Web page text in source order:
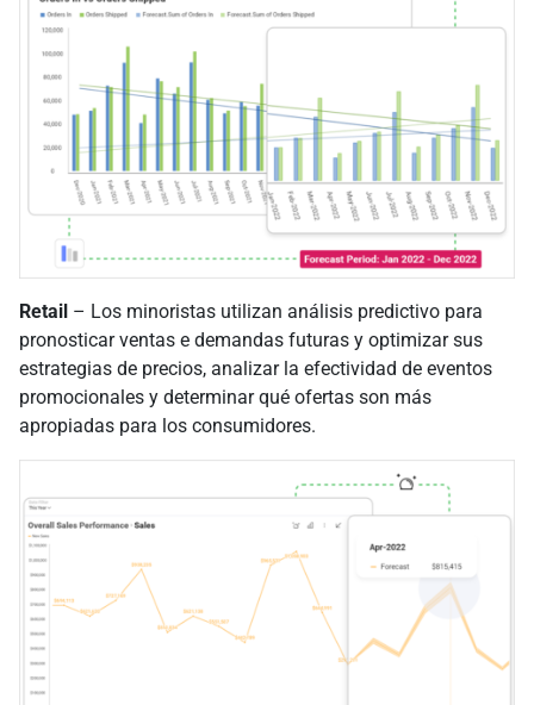
Retail – Los minoristas utilizan análisis predictivo para
pronosticar ventas e demandas futuras y optimizar sus
estrategias de precios, analizar la efectividad de eventos
promocionales y determinar qué ofertas son más
apropiadas para los consumidores.